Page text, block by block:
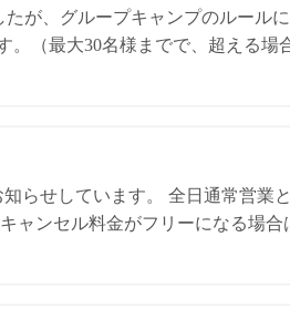
が、グループキャンプのルール
。（最大30名様までで、超える場
らせしています。 全日通常営業
ャンセル料金がフリーになる場